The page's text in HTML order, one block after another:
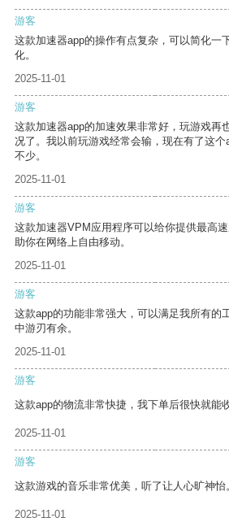
游客
这款加速器app的操作有点复杂，可以简化一
化。
2025-11-01
游客
这款加速器app的加速效果非常好，玩游戏再
况了。我以前玩游戏经常会输，现在有了这
不少。
2025-11-01
游客
这款加速器VPM应用程序可以给你提供最高
助你在网络上自由移动。
2025-11-01
游客
这款app的功能非常强大，可以满足我所有的
中游刃有余。
2025-11-01
游客
这款app的物流非常快捷，我下单后很快就能
2025-11-01
游客
这款游戏的音乐非常优美，听了让人心旷神怡
2025-11-01